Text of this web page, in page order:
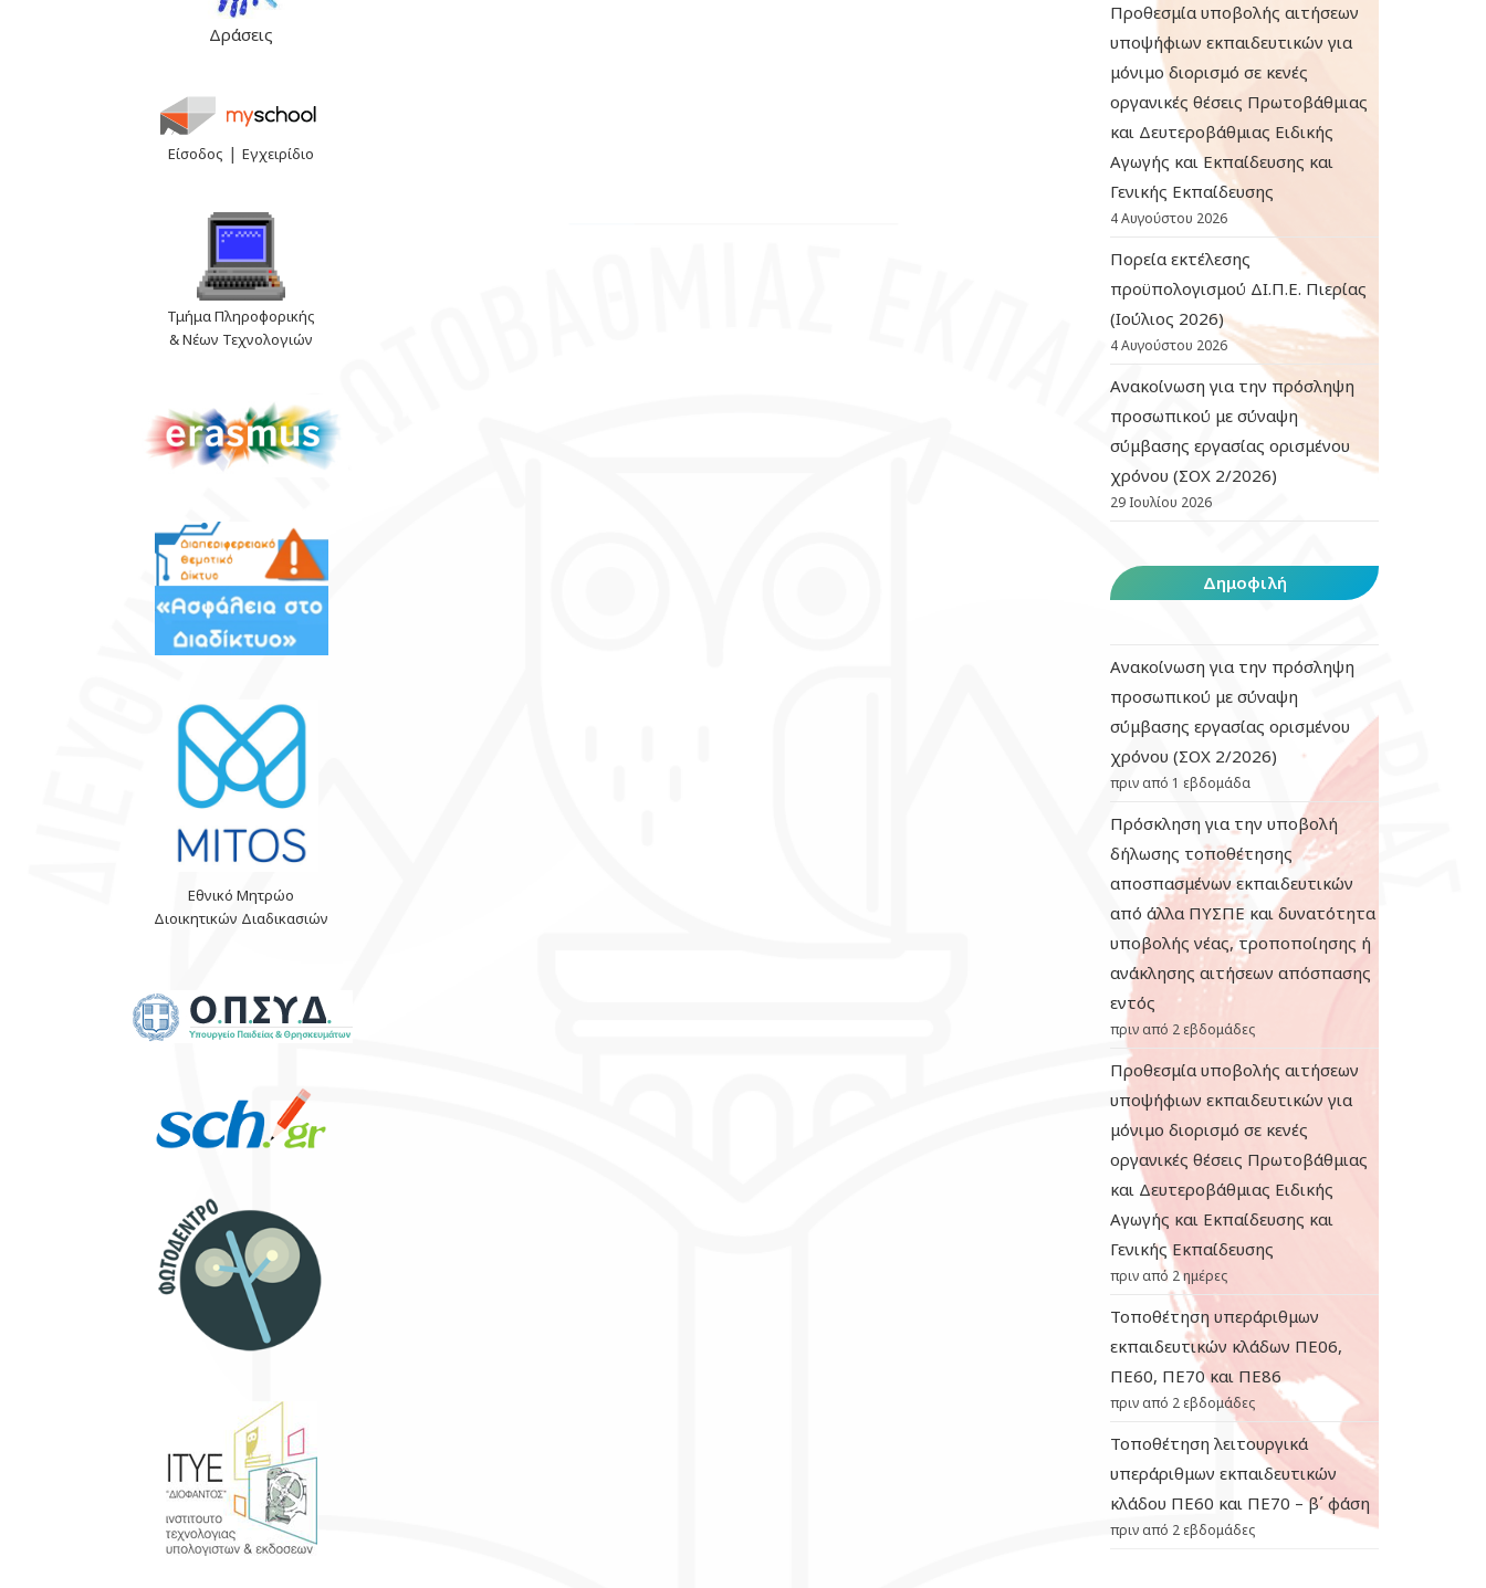
Δράσεις
Είσοδος |Εγχειρίδιο
Τμήμα Πληροφορικής
& Νέων Τεχνολογιών
Εθνικό Μητρώο
Διοικητικών Διαδικασιών
Προθεσμία υποβολής αιτήσεων
υποψήφιων εκπαιδευτικών για
μόνιμο διορισμό σε κενές
οργανικές θέσεις Πρωτοβάθμιας
και Δευτεροβάθμιας Ειδικής
Αγωγής και Εκπαίδευσης και
Γενικής Εκπαίδευσης
4 Αυγούστου 2026
Πορεία εκτέλεσης
προϋπολογισμού ΔΙ.Π.Ε. Πιερίας
(Ιούλιος 2026)
4 Αυγούστου 2026
Ανακοίνωση για την πρόσληψη
προσωπικού με σύναψη
σύμβασης εργασίας ορισμένου
χρόνου (ΣΟΧ 2/2026)
29 Ιουλίου 2026
Δημοφιλή
Ανακοίνωση για την πρόσληψη
προσωπικού με σύναψη
σύμβασης εργασίας ορισμένου
χρόνου (ΣΟΧ 2/2026)
πριν από 1 εβδομάδα
Πρόσκληση για την υποβολή
δήλωσης τοποθέτησης
αποσπασμένων εκπαιδευτικών
από άλλα ΠΥΣΠΕ και δυνατότητα
υποβολής νέας, τροποποίησης ή
ανάκλησης αιτήσεων απόσπασης
εντός
πριν από 2 εβδομάδες
Προθεσμία υποβολής αιτήσεων
υποψήφιων εκπαιδευτικών για
μόνιμο διορισμό σε κενές
οργανικές θέσεις Πρωτοβάθμιας
και Δευτεροβάθμιας Ειδικής
Αγωγής και Εκπαίδευσης και
Γενικής Εκπαίδευσης
πριν από 2 ημέρες
Τοποθέτηση υπεράριθμων
εκπαιδευτικών κλάδων ΠΕ06,
ΠΕ60, ΠΕ70 και ΠΕ86
πριν από 2 εβδομάδες
Τοποθέτηση λειτουργικά
υπεράριθμων εκπαιδευτικών
κλάδου ΠΕ60 και ΠΕ70 – β΄ φάση
πριν από 2 εβδομάδες